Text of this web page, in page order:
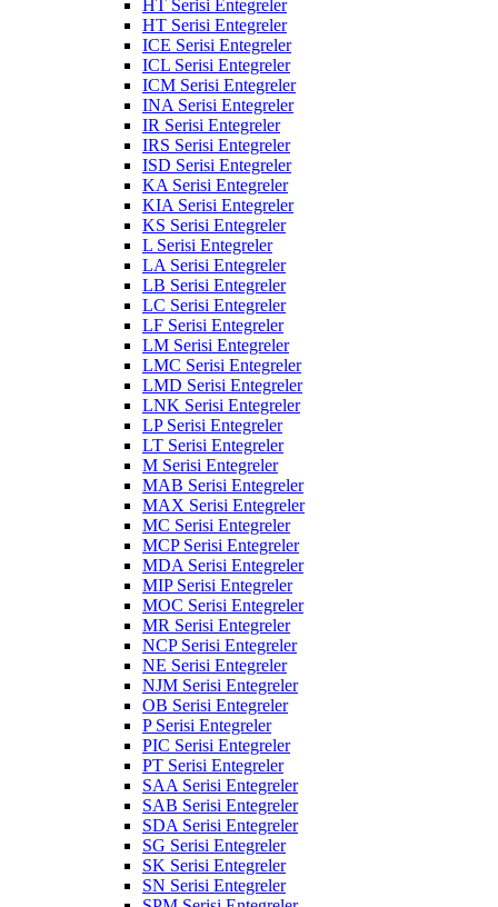
HT Serisi Entegreler
HT Serisi Entegreler
ICE Serisi Entegreler
ICL Serisi Entegreler
ICM Serisi Entegreler
INA Serisi Entegreler
IR Serisi Entegreler
IRS Serisi Entegreler
ISD Serisi Entegreler
KA Serisi Entegreler
KIA Serisi Entegreler
KS Serisi Entegreler
L Serisi Entegreler
LA Serisi Entegreler
LB Serisi Entegreler
LC Serisi Entegreler
LF Serisi Entegreler
LM Serisi Entegreler
LMC Serisi Entegreler
LMD Serisi Entegreler
LNK Serisi Entegreler
LP Serisi Entegreler
LT Serisi Entegreler
M Serisi Entegreler
MAB Serisi Entegreler
MAX Serisi Entegreler
MC Serisi Entegreler
MCP Serisi Entegreler
MDA Serisi Entegreler
MIP Serisi Entegreler
MOC Serisi Entegreler
MR Serisi Entegreler
NCP Serisi Entegreler
NE Serisi Entegreler
NJM Serisi Entegreler
OB Serisi Entegreler
P Serisi Entegreler
PIC Serisi Entegreler
PT Serisi Entegreler
SAA Serisi Entegreler
SAB Serisi Entegreler
SDA Serisi Entegreler
SG Serisi Entegreler
SK Serisi Entegreler
SN Serisi Entegreler